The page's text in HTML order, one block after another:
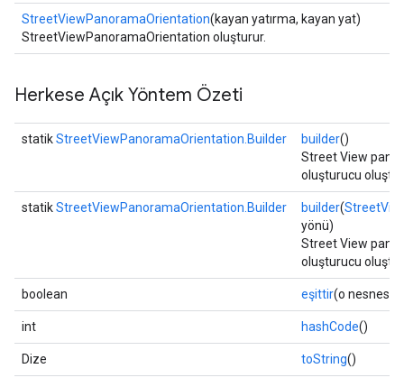
StreetViewPanoramaOrientation(kayan yatırma, kayan yat)
StreetViewPanoramaOrientation oluşturur.
Herkese Açık Yöntem Özeti
statikStreetViewPanoramaOrientation.Builder builder()
Street View
oluşturucu
statikStreetViewPanoramaOrientation.Builder builder(
yönü)
Street View
oluşturucu
boolean eşittir(o nesnesi)
int hashCode()
Dize toString()